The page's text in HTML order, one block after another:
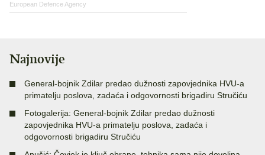
European Defence Agency
Najnovije
General-bojnik Zdilar predao dužnosti zapovjednika HVU-a
primatelju poslova, zadaća i odgovornosti brigadiru Stručiću
Fotogalerija: General-bojnik Zdilar predao dužnosti
zapovjednika HVU-a primatelju poslova, zadaća i
odgovornosti brigadiru Stručiću